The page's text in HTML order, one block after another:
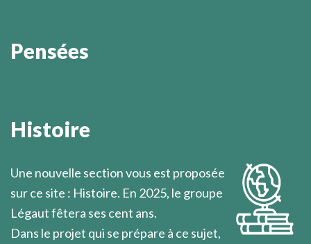
Pensées
l'approche du mystère de Dieu.
Histoire
Une nouvelle section vous est proposée
sur ce site : Histoire. En 2025, le groupe
Légaut fêtera ses cent ans.
Dans le projet qui se prépare à ce sujet,